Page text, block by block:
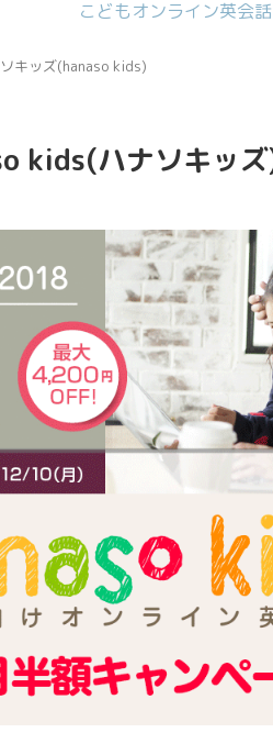
こどもオンライン英会
キッズ(hanaso kids)
kids(ハナソキッ